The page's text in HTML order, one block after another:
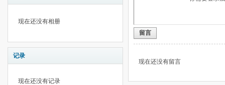
现在还没有相册
记录
现在还没有记录
留言
现在还没有留言